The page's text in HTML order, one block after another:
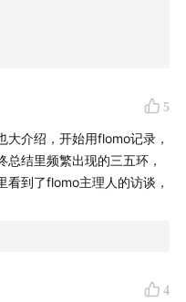
5
大介绍，开始用flomo记录，
结里频繁出现的三五环，
看到了flomo主理人的访谈，
4